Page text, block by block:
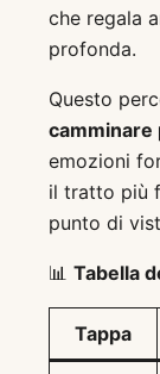
che regala
profonda.
Questo
emozioni
il tratto più
punto di
📊 Tabella
Tappa